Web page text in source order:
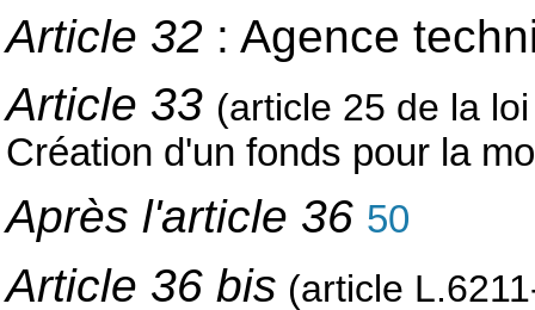
Article 32 : Agence
Article 33 (article 25 de la
Création d'un fonds pour la
Après l'article 36 50
Article 36 bis (article